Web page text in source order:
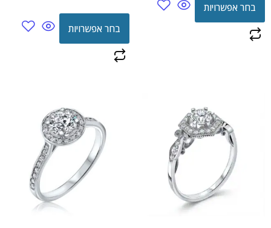
בחר אפשרויות
בחר אפשרויות